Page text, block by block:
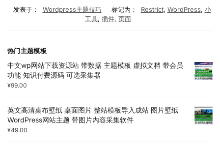
发表于： Wordpress主题技巧 标记为： Restrict, WordPress, 小
工具, 插件, 页面
热门主题模板
中文wp网站下载资源站 带数据 主题模板 虚拟文档 带会员
功能 知识付费源码 可选采集器
¥99.00
英文高清桌布壁纸 桌面图片 整站模板导入成站 图片壁纸
WordPress网站主题 带图片内容采集软件
¥49.00